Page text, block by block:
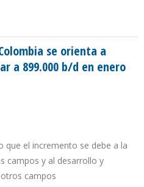
se orienta a
a 899.000 b/d en enero
que el incremento se debe a la
campos y al desarrollo y
campos